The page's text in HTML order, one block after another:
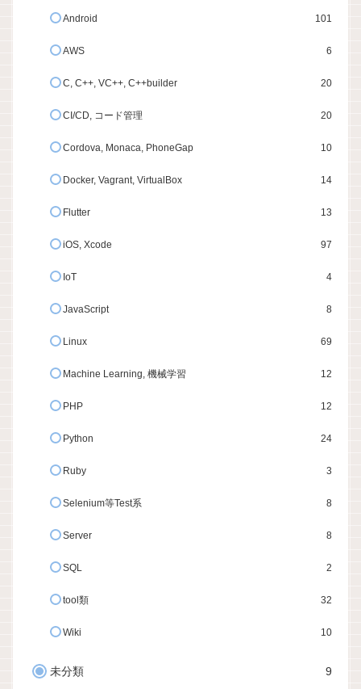
Android 101
AWS 6
C, C++, VC++, C++builder 20
CI/CD, コード管理 20
Cordova, Monaca, PhoneGap 10
Docker, Vagrant, VirtualBox 14
Flutter 13
iOS, Xcode 97
IoT 4
JavaScript 8
Linux 69
Machine Learning, 機械学習 12
PHP 12
Python 24
Ruby 3
Selenium等Test系 8
Server 8
SQL 2
tool類 32
Wiki 10
未分類 9